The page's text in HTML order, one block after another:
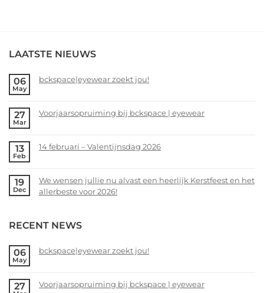
LAATSTE NIEUWS
06
May
bckspace|eyewear zoekt jou!
on
jou!
27
Mar
Voorjaarsopruiming bij bckspace | eyewear
on
bckspace
|
13
Feb
14 februari – Valentijnsdag 2026
on
14
Valentijnsdag
19
Dec
We wensen jullie nu alvast een heerlijk Kerstfeest en het
allerbeste voor 2026!
on
wensen
alvast
RECENT NEWS
06
May
bckspace|eyewear zoekt jou!
on
27
Voorjaarsopruiming bij bckspace | eyewear